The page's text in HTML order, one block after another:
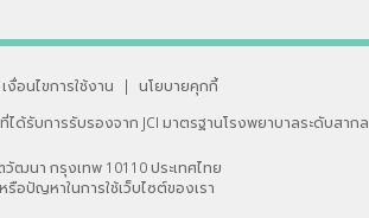
เงื่อนไขการใช้งาน |
นโยบายคุกกี้
ที่ได้รับการรับรองจาก JCI มาตรฐานโรงพยาบาลระดับสากล
ฒนา กรุงเทพ 10110 ประเทศไทย
อปัญหาในการใช้เว็บไซต์ของเรา